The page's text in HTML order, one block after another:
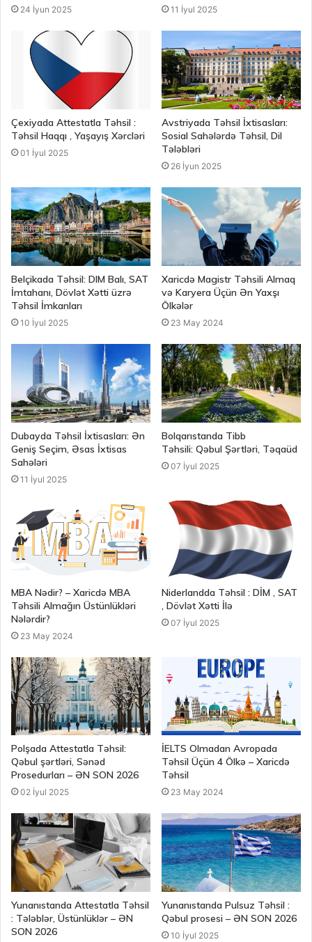
24 İyun 2025 11 İyul 2025
Çexiyada Attestatla Təhsil :
Təhsil Haqqı , Yaşayış Xərcləri
01 İyul 2025
Avstriyada Təhsil İxtisasları:
Sosial Sahələrdə Təhsil, Dil
Tələbləri
26 İyun 2025
Belçikada Təhsil: DIM Balı, SAT
İmtahanı, Dövlət Xətti üzrə
Təhsil İmkanları
10 İyul 2025
Xaricdə Magistr Təhsili Almaq
və Karyera Üçün Ən Yaxşı
Ölkələr
23 May 2024
Dubayda Təhsil İxtisasları: Ən
Geniş Seçim, Əsas İxtisas
Sahələri
11 İyul 2025
Bolqarıstanda Tibb
Təhsili: Qəbul Şərtləri, Təqaüd
07 İyul 2025
MBA Nədir? – Xaricdə MBA
Təhsili Almağın Üstünlükləri
Nələrdir?
23 May 2024
Niderlandda Təhsil : DİM , SAT
, Dövlət Xətti İlə
07 İyul 2025
Polşada Attestatla Təhsil:
Qəbul şərtləri, Sənəd
Prosedurları – ƏN SON 2026
02 İyul 2025
İELTS Olmadan Avropada
Təhsil Üçün 4 Ölkə – Xaricdə
Təhsil
23 May 2024
Yunanıstanda Attestatla Təhsil
: Tələblər, Üstünlüklər – ƏN
SON 2026
Yunanıstanda Pulsuz Təhsil :
Qəbul prosesi – ƏN SON 2026
10 İyul 2025